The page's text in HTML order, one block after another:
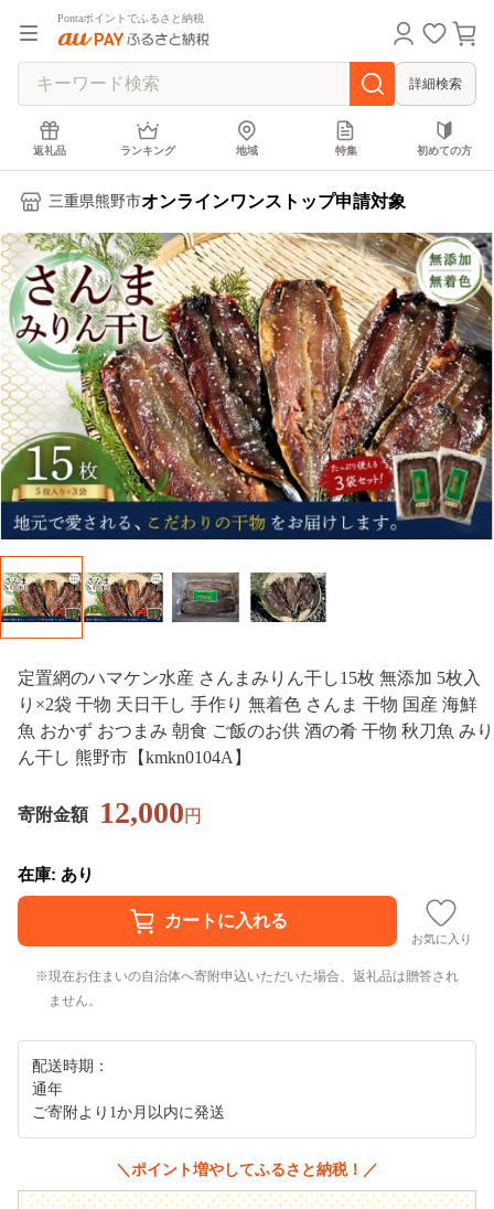
Pontaポイントでふるさと納税
詳細検索
返礼品 ランキング 地域 特集 初めての方
三重県熊野市オンラインワンストップ申請対象
定置網のハマケン水産 さんまみりん干し15枚 無添加 5枚入
り×2袋 干物 天日干し 手作り 無着色 さんま 干物 国産 海鮮
魚 おかず おつまみ 朝食 ご飯のお供 酒の肴 干物 秋刀魚 みり
ん干し 熊野市【kmkn0104A】
寄附金額 12,000円
在庫: あり
お気に入り
現在お住まいの自治体へ寄附申込いただいた場合、返礼品は贈答され
ません。
配送時期：
通年
ご寄附より1か月以内に発送
＼ポイント増やしてふるさと納税！／